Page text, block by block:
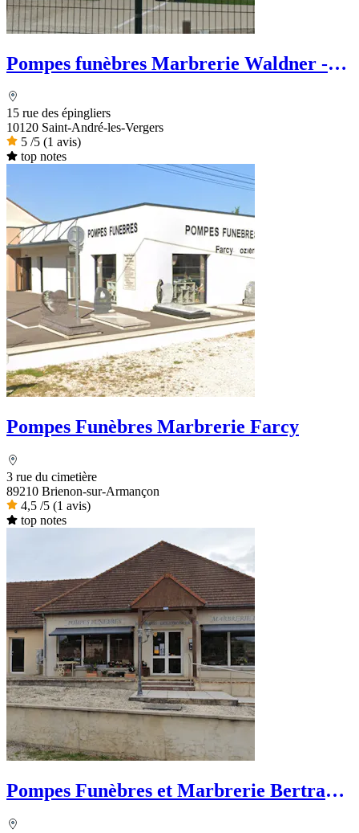
Pompes funèbres Marbrerie Waldner -
15 rue des épingliers
10120 Saint-André-les-Vergers
5 /5 (1 avis)
top notes
Pompes Funèbres Marbrerie Farcy
3 rue du cimetière
89210 Brienon-sur-Armançon
4,5 /5 (1 avis)
top notes
Pompes Funèbres et Marbrerie Bertrand